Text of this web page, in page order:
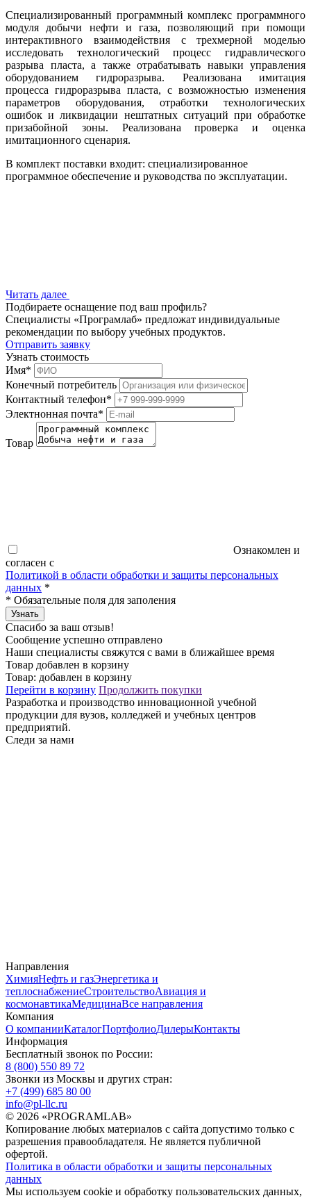
Специализированный программный комплекс программного
модуля добычи нефти и газа, позволяющий при помощи
интерактивного взаимодействия с трехмерной моделью
исследовать технологический процесс гидравлического
разрыва пласта, а также отрабатывать навыки управления
оборудованием гидроразрыва. Реализована имитация
процесса гидроразрыва пласта, с возможностью изменения
параметров оборудования, отработки технологических
ошибок и ликвидации нештатных ситуаций при обработке
призабойной зоны. Реализована проверка и оценка
имитационного сценария.
В комплект поставки входит: специализированное
программное обеспечение и руководства по эксплуатации.
Читать далее
Подбираете оснащение под ваш профиль?
Специалисты «Програмлаб» предложат индивидуальные
рекомендации по выбору учебных продуктов.
Отправить заявку
Узнать стоимость
Имя*
Конечный потребитель
Контактный телефон*
Электнонная почта*
Товар
Ознакомлен и
согласен с
Политикой в области обработки и защиты персональных
данных *
* Обязательные поля для заполения
Узнать
Спасибо за ваш отзыв!
Сообщение успешно отправлено
Наши специалисты свяжутся с вами в ближайшее время
Товар добавлен в корзину
Товар: добавлен в корзину
Перейти в корзину Продолжить покупки
Разработка и производство инновационной учебной
продукции для вузов, колледжей и учебных центров
предприятий.
Следи за нами
Направления
ХимияНефть и газЭнергетика и
теплоснабжениеСтроительствоАвиация и
космонавтикаМедицинаВсе направления
Компания
О компанииКаталогПортфолиоДилерыКонтакты
Информация
Бесплатный звонок по России:
8 (800) 550 89 72
Звонки из Москвы и других стран:
+7 (499) 685 80 00
info@pl-llc.ru
© 2026 «PROGRAMLAB»
Копирование любых материалов с сайта допустимо только с
разрешения правообладателя. Не является публичной
офертой.
Политика в области обработки и защиты персональных
данных
Мы используем cookie и обработку пользовательских данных,